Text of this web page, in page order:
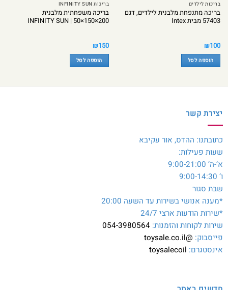
בריכות לילדים
בריכה מתנפחת מלבנית לילדים, דגם
57403 מבית Intex
₪100
הוספה לסל
בריכות INFINITY SUN
בריכה משפחתית מלבנית
200×150×50 | INFINITY SUN
₪150
הוספה לסל
יצירת קשר
כתובתנו: ההדס, אור עקיבא
שעות פעילות:
א’-ה’ 9:00-21:00
ו’ 9:00-14:30
שבת סגור
*מענה אנושי בשירות עד השעה 20:00
*שירות הודעות ארצי 24/7
שירות לקוחות והזמנות: 054-3980564
פייסבוק: @toysale.co.il
אינסטגרם: toysalecoil